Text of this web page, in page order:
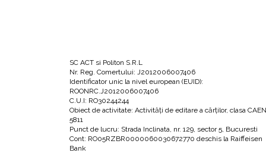
Câteva vești triste în legătură cu valoarea
„Se pare că în doar șaizeci de ani
ori mai puțină vitamina C decât în
noastre zilnice de vitamina A; astăzi,
Numeroase studii, precum cel al lui
hrana. Poate mâncăm alimente mai
În continuarea cărții, autorul detaliază ce
SC ACT si Politon S.R.L
Nr. Reg. Comertului: J2012006007406
Identificator unic la nivel european (EUID):
ROONRC.J2012006007406
C.U.I: RO30244244
Obiect de activitate: Activităţi de editare a cărţilor, clasa CAEN
5811
Punct de lucru: Strada Inclinata, nr. 129, sector 5, Bucuresti
Cont: RO05RZBR0000060030672770 deschis la Raiffeisen
Bank